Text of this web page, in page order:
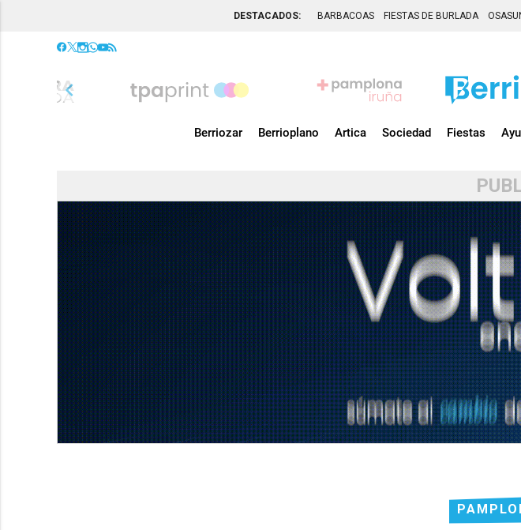
DESTACADOS: BARBACOAS FIESTAS DE BURLADA
chevron_left
Berriozar Berrioplano Artica Sociedad Fiestas